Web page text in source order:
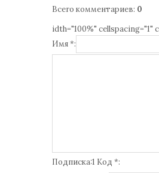
Всего комментариев: 0
idth="100%" cellspacing="1"
Имя *:
Подписка:1 Код *: